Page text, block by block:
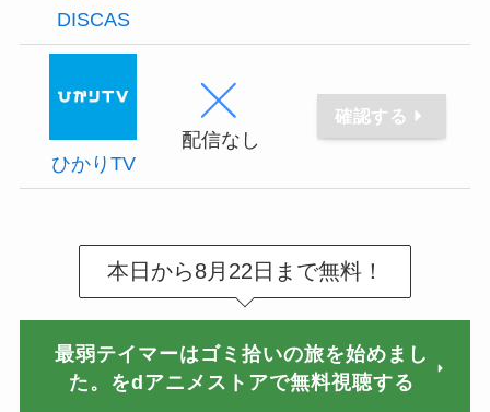
DISCAS
ひかりTV
配信なし
確認する
本日から8月22日まで無料！
最弱テイマーはゴミ拾いの旅を始めまし
た。をdアニメストアで無料視聴する